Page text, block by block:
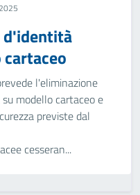
d'identità
l'eliminazione
modello cartaceo e
previste dal
cesseran...